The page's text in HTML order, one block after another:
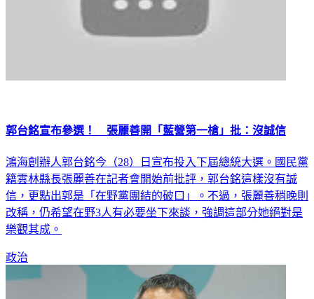
郭台銘宣布參選！ 張麗善開「藍營第一槍」批：沒誠信
鴻海創辦人郭台銘今（28）日宣布投入下屆總統大選。國民黨
籍雲林縣長張麗善在記者會開始前批評，郭台銘這樣沒有誠
信，更點出郭是「在野黨團結的破口」。不過，張麗善稍晚則
改稱，仍希望在野3人有必要坐下來談，強調這部分她絕對是
樂觀其成。
政治